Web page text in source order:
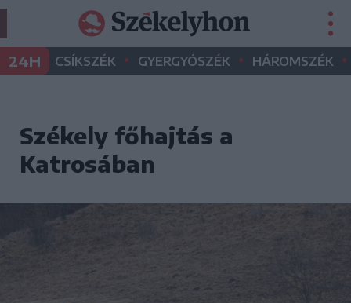
24H CSÍKSZÉK • GYERGYÓSZÉK • HÁROMSZÉK •
Székely főhajtás a
Katrosában